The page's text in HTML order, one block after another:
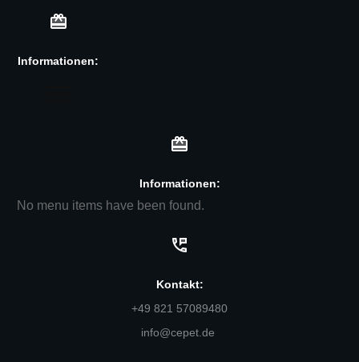
Informationen:
Informationen:
No menu items have been found.
Kontakt:
+49 821 57089480
info@cepet.de